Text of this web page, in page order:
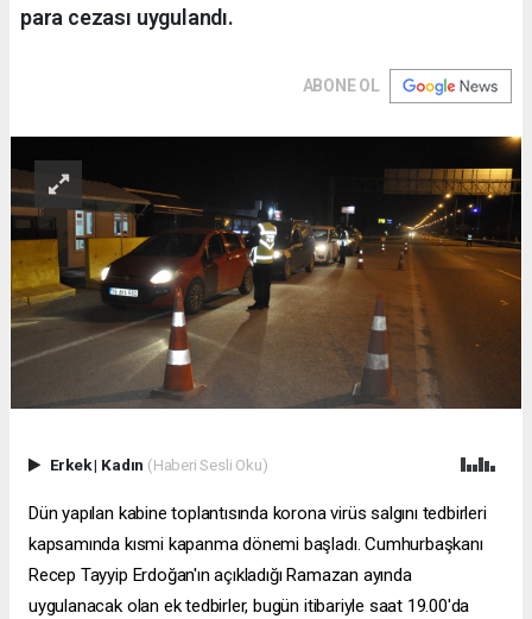
para cezası uygulandı.
ABONE OL
Erkek| Kadın (Haberi Sesli Oku)
Dün yapılan kabine toplantısında korona virüs salgını tedbirleri
kapsamında kısmi kapanma dönemi başladı. Cumhurbaşkanı
Recep Tayyip Erdoğan'ın açıkladığı Ramazan ayında
uygulanacak olan ek tedbirler, bugün itibariyle saat 19.00'da